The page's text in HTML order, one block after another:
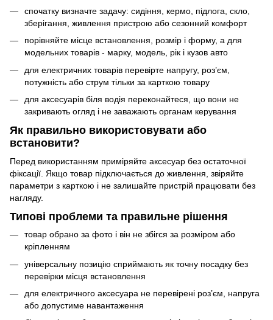
спочатку визначте задачу: сидіння, кермо, підлога, скло,
зберігання, живлення пристрою або сезонний комфорт
порівняйте місце встановлення, розмір і форму, а для
модельних товарів - марку, модель, рік і кузов авто
для електричних товарів перевірте напругу, роз’єм,
потужність або струм тільки за карткою товару
для аксесуарів біля водія переконайтеся, що вони не
закривають огляд і не заважають органам керування
Як правильно використовувати або
встановити?
Перед використанням приміряйте аксесуар без остаточної
фіксації. Якщо товар підключається до живлення, звіряйте
параметри з карткою і не залишайте пристрій працювати без
нагляду.
Типові проблеми та правильне рішення
товар обрано за фото і він не збігся за розміром або
кріпленням
універсальну позицію сприймають як точну посадку без
перевірки місця встановлення
для електричного аксесуара не перевірені роз’єм, напруга
або допустиме навантаження